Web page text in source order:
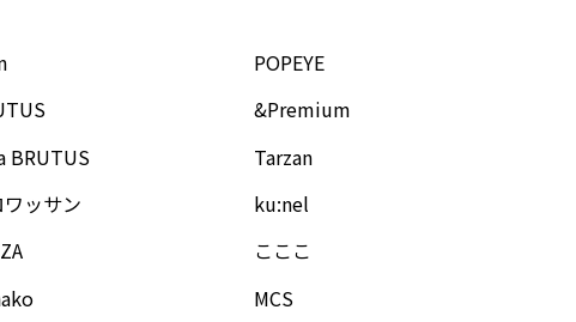
BRUTUS
ッサン
POPEYE
&Premium
Tarzan
ku:nel
こここ
MCS